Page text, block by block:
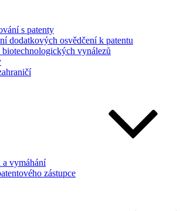
s patenty
dodatkových osvědčení k patentu
biotechnologických vynálezů
a vymáhání
zástupce